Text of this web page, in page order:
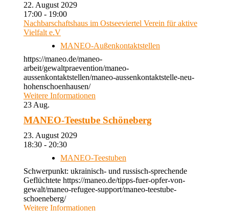
22. August 2029
17:00 - 19:00
Nachbarschaftshaus im Ostseeviertel Verein für aktive
Vielfalt e.V
MANEO-Außenkontaktstellen
https://maneo.de/maneo-
arbeit/gewaltpraevention/maneo-
aussenkontaktstellen/maneo-aussenkontaktstelle-neu-
hohenschoenhausen/
Weitere Informationen
23 Aug.
MANEO-Teestube Schöneberg
23. August 2029
18:30 - 20:30
MANEO-Teestuben
Schwerpunkt: ukrainisch- und russisch-sprechende
Geflüchtete https://maneo.de/tipps-fuer-opfer-von-
gewalt/maneo-refugee-support/maneo-teestube-
schoeneberg/
Weitere Informationen